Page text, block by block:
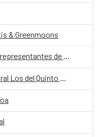
& Greenmoons
La AECID reúne en Guatemala a representantes de organizaciones LGTBI+ en una llamada regional contra los discursos de odio y en defensa de la diversidad
«Óctuple» con la compañía teatral Los del Quinto Piso